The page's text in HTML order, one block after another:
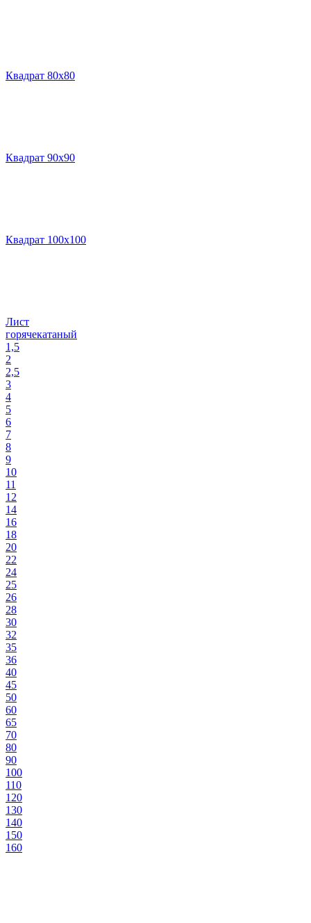
Квадрат 80х80
Квадрат 90х90
Квадрат 100х100
Лист
горячекатаный
1,5
2
2,5
3
4
5
6
7
8
9
10
11
12
14
16
18
20
22
24
25
26
28
30
32
35
36
40
45
50
60
65
70
80
90
100
110
120
130
140
150
160